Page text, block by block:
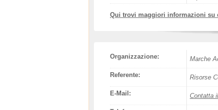
Qui trovi maggiori informazioni su
Organizzazione: Marche
Referente: Risorse
E-Mail: Contatta